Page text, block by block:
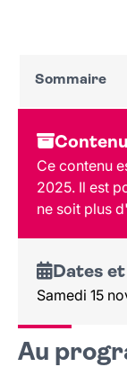
Sommaire
Dates et
Au
Tarif et
Public
Lieu et contact
Ce contenu
2025. Il est
ne soit plus
Dates
Samedi 15
Au